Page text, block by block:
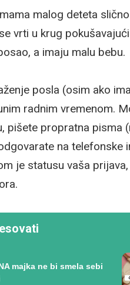
malog deteta
vrti u krug
a imaju malu bebu.
posla (osim ako
radnim vremenom.
pišete propratna pisma
na telefonske
je statusu vaša
majka ne bi smela sebi